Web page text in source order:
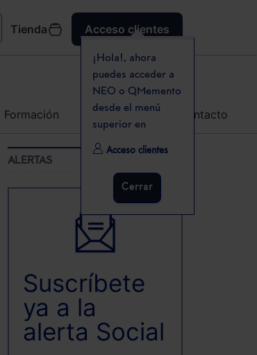
Tienda Acceso clientes
¡Hola!, ahora
puedes acceder a
NEO o QMemento
desde el menú
superior en
Acceso clientes
Cerrar
Formación Agenda Contacto
ALERTAS
Suscríbete
ya a la
alerta Social